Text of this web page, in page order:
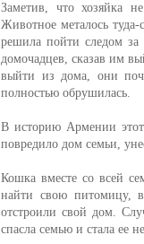
Заметив, что хозяйка
Животное металось туда-
решила пойти следом за
домочадцев, сказав им
выйти из дома, они
полностью обрушилась.
В историю Армении этот
повредило дом семьи,
Кошка вместе со всей
найти свою питомицу,
отстроили свой дом.
спасла семью и стала ее